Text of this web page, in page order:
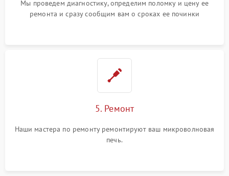
Мы проведем диагностику, определим поломку и цену ее
ремонта и сразу сообщим вам о сроках ее починки
5. Ремонт
Наши мастера по ремонту ремонтируют ваш микроволновая
печь.